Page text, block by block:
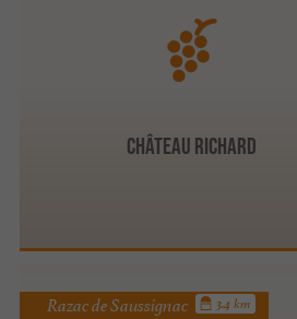
CHÂTEAU RICHARD
Razac de Saussignac 3.4 km